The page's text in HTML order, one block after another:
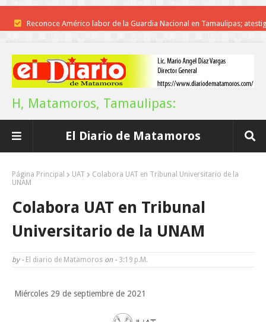
Reconoce Américo labor de la Guardia Nacional en Tamaulipas;
Brindará Familia UAT un moderno espacio con sentido humano en
A Tamaulipas…le llueve sobre mojado
Instala Sector Salud Comité Estatal de Calidad en Salud para
Tam”
Martes en Tu Colonia Renovado acerca servicios y atención directa a
familias de Matamoros
H, Matamoros, Tamaulipas:
El Diario de Matamoros
Página Principal UAT
Colabora UAT en Tribunal Universitario de la
UNAM
Colabora UAT en Tribunal
Universitario de la UNAM
by - El diario de Matamoros on - 3:19 P.m.
Miércoles 29 de septiembre de 2021